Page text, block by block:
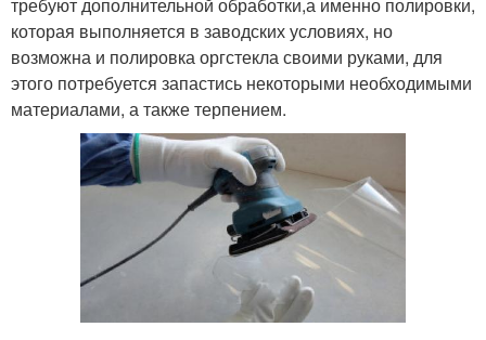
которая выполняется в заводских условиях, но
возможна и полировка оргстекла своими руками, для
этого потребуется запастись некоторыми необходимыми
материалами, а также терпением.